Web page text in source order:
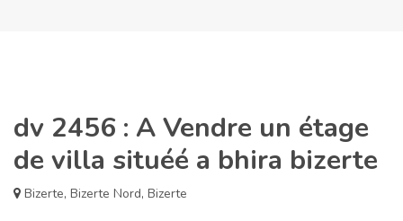
dv 2456 : A Vendre un étage
de villa situéé a bhira bizerte
Bizerte, Bizerte Nord, Bizerte